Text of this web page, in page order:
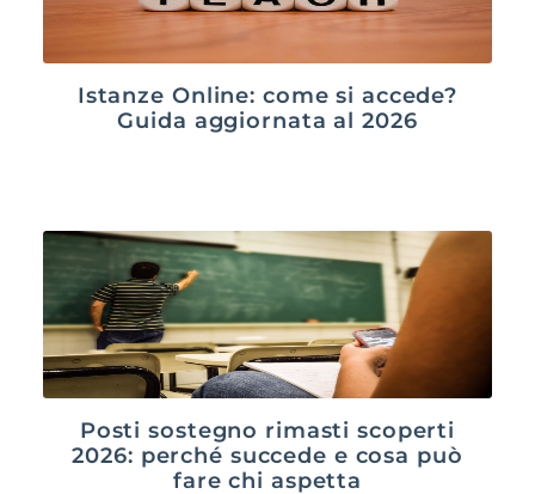
Istanze Online: come si accede?
Guida aggiornata al 2026
Posti sostegno rimasti scoperti
2026: perché succede e cosa può
fare chi aspetta